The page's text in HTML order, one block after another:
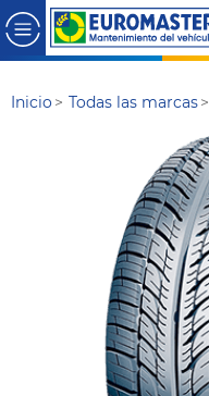
Inicio Todas las marcas